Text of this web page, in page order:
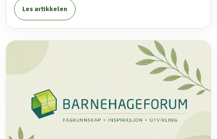
Les artikkelen